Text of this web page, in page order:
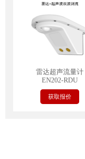
雷达超声流量计
EN202-RDU
获取报价